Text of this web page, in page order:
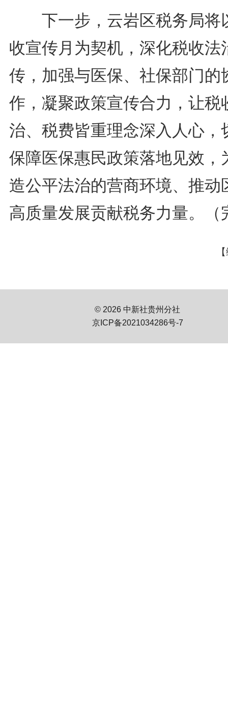
下一步，云岩区税务局将
收宣传月为契机，深化税收法
传，加强与医保、社保部门的
作，凝聚政策宣传合力，让税
治、税费皆重理念深入人心，
保障医保惠民政策落地见效，
造公平法治的营商环境、推动
高质量发展贡献税务力量。（
© 2026 中新社贵州分社
京ICP备2021034286号-7